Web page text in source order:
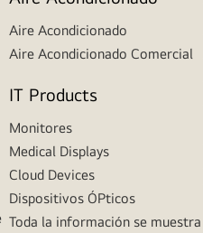
Aire Acondicionado
Aire Acondicionado Comercial
IT Products
Monitores
Medical Displays
Cloud Devices
Dispositivos ÓPticos
Toda la información se muestra